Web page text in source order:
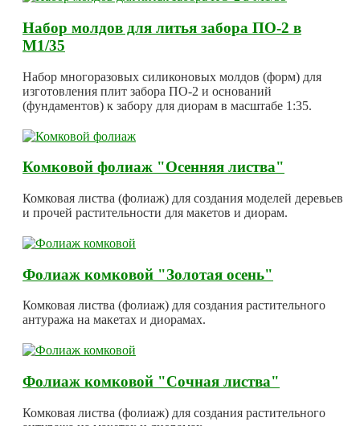
Набор молдов для литья забора ПО-2 в
М1/35
Набор многоразовых силиконовых молдов (форм) для
изготовления плит забора ПО-2 и оснований
(фундаментов) к забору для диорам в масштабе 1:35.
Комковой фолиаж "Осенняя листва"
Комковая листва (фолиаж) для создания моделей деревьев
и прочей растительности для макетов и диорам.
Фолиаж комковой "Золотая осень"
Комковая листва (фолиаж) для создания растительного
антуража на макетах и диорамах.
Фолиаж комковой "Сочная листва"
Комковая листва (фолиаж) для создания растительного